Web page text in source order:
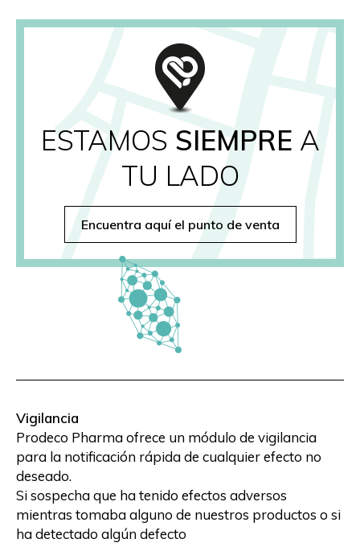
ESTAMOS SIEMPRE A
TU LADO
Encuentra aquí el punto de venta
Vigilancia
Prodeco Pharma ofrece un módulo de vigilancia
para la notificación rápida de cualquier efecto no
deseado.
Si sospecha que ha tenido efectos adversos
mientras tomaba alguno de nuestros productos o si
ha detectado algún defecto